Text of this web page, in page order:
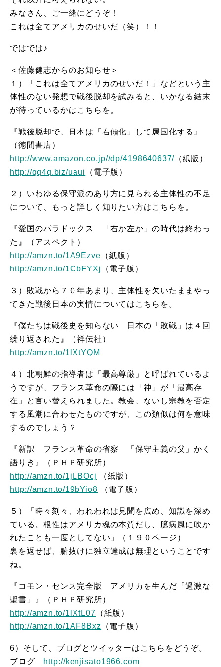
みなさん、ご一緒にどうぞ！
これは全てアメリカのせいだ（笑）！！
ではでは♪
＜佐藤健志からのお知らせ＞
１）「これは全てアメリカのせいだ！」などという主
体性のない発想で戦後脱却を試みると、いかなる結末
が待っているかはこちらを。
『戦後脱却で、日本は「右傾化」して属国化する』
（徳間書店）
http://www.amazon.co.jp//dp/4198640637/ （紙版）
http://qq4q.biz/uaui
（電子版）
２）いわゆる保守派のあり方に見られる主体性の不足
について、もっと詳しく知りたい方はこちらを。
『愛国のパラドックス 「右か左か」の時代は終わっ
た』（アスペクト）
http://amzn.to/1A9Ezve （紙版）
http://amzn.to/1CbFYXj
（電子版）
３）敗戦から７０年あまり、主体性を欠いたままやっ
てきた戦後日本の実情についてはこちらを。
『僕たちは戦後史を知らない 日本の「敗戦」は４回
繰り返された』（祥伝社）
http://amzn.to/1lXtYQM
４）北朝鮮の指導者は「最高尊厳」と呼ばれているよ
うですが、フランス革命の際には「神」が「最高存
在」と言い替えられました。教会、ないし宗教を否定
する風潮に合わせたものですが、この類似は何を意味
するのでしょう？
『新訳 フランス革命の省察 「保守主義の父」かく
語りき』（ＰＨＰ研究所）
http://amzn.to/1jLBOcj
（紙版）
http://amzn.to/19bYio8 （電子版）
５）「時々刻々、われわれは見聞を広め、知識を深め
ている。根性はアメリカ魂の本質だし、臆病風に吹か
れたことも一度としてない」（１９０ページ）
裏を返せば、腑抜けに独立達成は無理ということです
ね。
『コモン・センス完全版 アメリカを生んだ「過激な
聖書」』（ＰＨＰ研究所）
http://amzn.to/1lXtL07 （紙版）
http://amzn.to/1AF8Bxz
（電子版）
6）そして、ブログとツイッターはこちらをどうぞ。
ブログ
http://kenjisato1966.com